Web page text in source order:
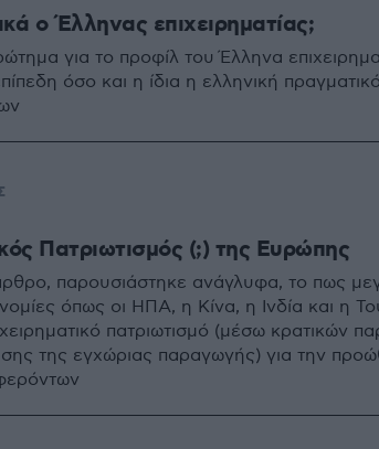
ο Έλληνας επιχειρηματίας;
για το προφίλ του Έλληνα
όσο και η ίδια η ελληνική
Πατριωτισμός (;) της Ευρώπης
παρουσιάστηκε ανάγλυφα, το πως
όπως οι ΗΠΑ, η Κίνα, η Ινδία και η
πατριωτισμό (μέσω κρατικών
της εγχώριας παραγωγής) για την